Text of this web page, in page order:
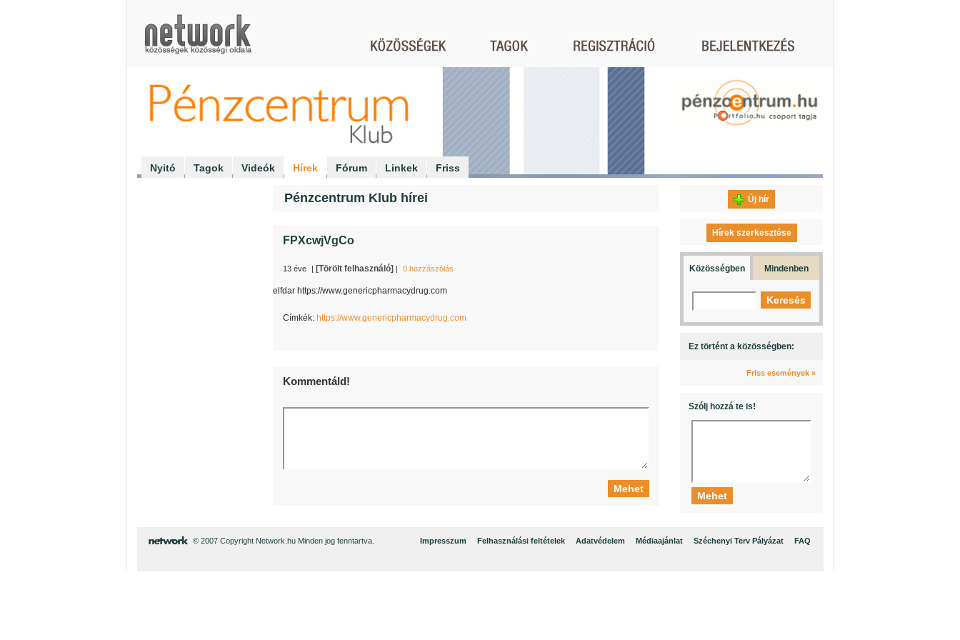
Nyitó Tagok Videók Hírek Fórum Linkek Friss
Pénzcentrum Klub hírei
FPXcwjVgCo
13 éve | [Törölt felhasználó] | 0 hozzászólás
elfdar https://www.genericpharmacydrug.com
Címkék: https://www.genericpharmacydrug.com
Kommentáld!
Új hír
Hírek szerkesztése
Közösségben Mindenben
Ez történt a közösségben:
Friss események »
Szólj hozzá te is!
© 2007 Copyright Network.hu Minden jog fenntartva. Impresszum Felhasználási feltételek Adatvédelem Médiaajánlat Széchenyi Terv Pályázat FAQ